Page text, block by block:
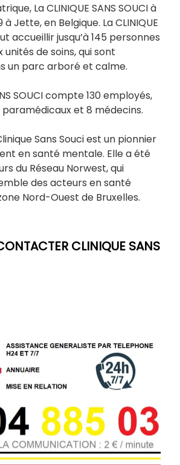
La CLINIQUE SANS SOUCI à
Jette, en Belgique. La CLINIQUE
accueillir jusqu’à 145 personnes
unités de soins, qui sont
un parc arboré et calme.
SOUCI compte 130 employés,
et 8 médecins.
Sans Souci est un pionnier
en santé mentale. Elle a été
du Réseau Norwest, qui
des acteurs en santé
Nord-Ouest de Bruxelles.
CLINIQUE SANS